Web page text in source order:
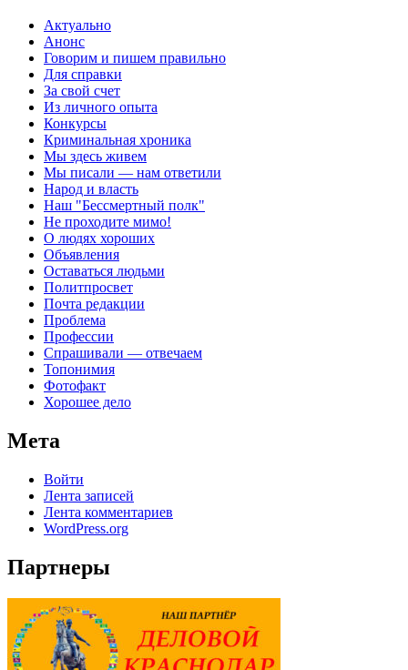
Актуально
Анонс
Говорим и пишем правильно
Для справки
За свой счет
Из личного опыта
Конкурсы
Криминальная хроника
Мы здесь живем
Мы писали — нам ответили
Народ и власть
Наш "Бессмертный полк"
Не проходите мимо!
О людях хороших
Объявления
Оставаться людьми
Политпросвет
Почта редакции
Проблема
Профессии
Спрашивали — отвечаем
Топонимия
Фотофакт
Хорошее дело
Мета
Войти
Лента записей
Лента комментариев
WordPress.org
Партнеры